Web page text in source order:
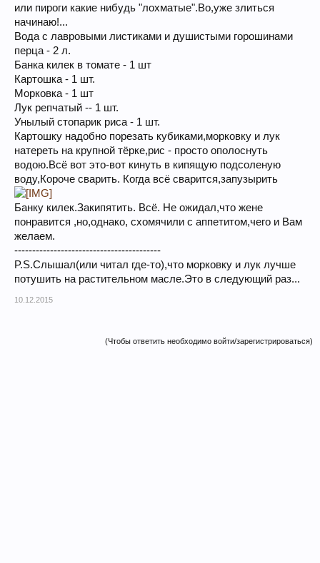
или пироги какие нибудь "лохматые".Во,уже злиться
начинаю!...
Вода с лавровыми листиками и душистыми горошинами
перца - 2 л.
Банка килек в томате - 1 шт
Картошка - 1 шт.
Морковка - 1 шт
Лук репчатый -- 1 шт.
Унылый стопарик риса - 1 шт.
Картошку надобно порезать кубиками,морковку и лук
натереть на крупной тёрке,рис - просто ополоснуть
водою.Всё вот это-вот кинуть в кипящую подсоленую
воду,Короче сварить. Когда всё сварится,запузырить
Банку килек.Закипятить. Всё. Не ожидал,что жене
понравится ,но,однако, схомячили с аппетитом,чего и Вам
желаем.
-----------------------------------------
P.S.Слышал(или читал где-то),что морковку и лук лучше
потушить на растительном масле.Это в следующий раз...
10.12.2015
(Чтобы ответить необходимо войти/зарегистрироваться)